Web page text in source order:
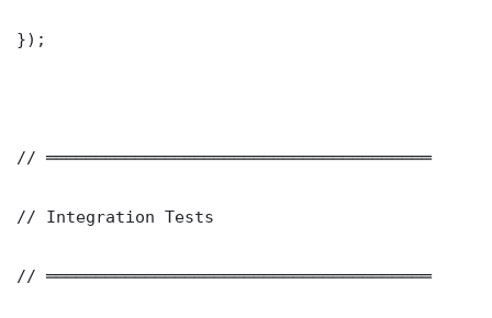
});
// ═══════════════════════════════════════
// Integration Tests
// ═══════════════════════════════════════